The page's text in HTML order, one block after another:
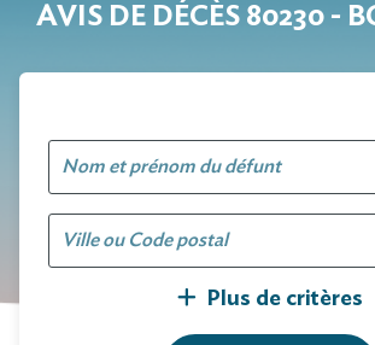
AVIS DE DÉCÈS 80230 -
Plus de critères